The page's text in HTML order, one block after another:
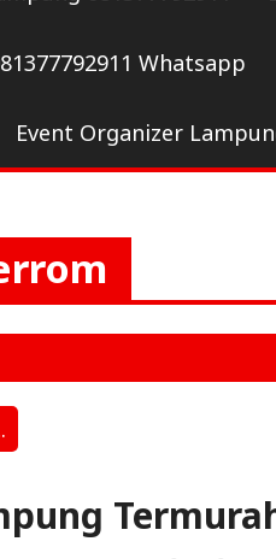
Whatsapp
Event Organizer